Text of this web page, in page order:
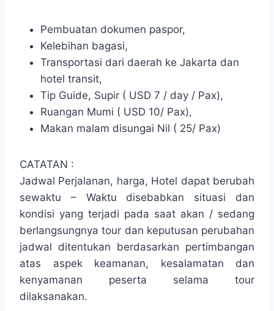
Pembuatan dokumen paspor,
Kelebihan bagasi,
Transportasi dari daerah ke Jakarta dan
hotel transit,
Tip Guide, Supir ( USD 7 / day / Pax),
Ruangan Mumi ( USD 10/ Pax),
Makan malam disungai Nil ( 25/ Pax)
CATATAN :
Jadwal Perjalanan, harga, Hotel dapat berubah
sewaktu – Waktu disebabkan situasi dan
kondisi yang terjadi pada saat akan / sedang
berlangsungnya tour dan keputusan perubahan
jadwal ditentukan berdasarkan pertimbangan
atas aspek keamanan, kesalamatan dan
kenyamanan peserta selama tour
dilaksanakan.